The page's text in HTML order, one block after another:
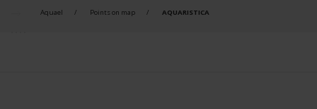
Aquael Points on map AQUARISTICA